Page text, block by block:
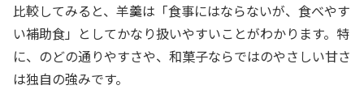
比較してみると、羊羹は「食事にはならないが、食べやす
い補助食」としてかなり扱いやすいことがわかります。特
に、のどの通りやすさや、和菓子ならではのやさしい甘さ
は独自の強みです。